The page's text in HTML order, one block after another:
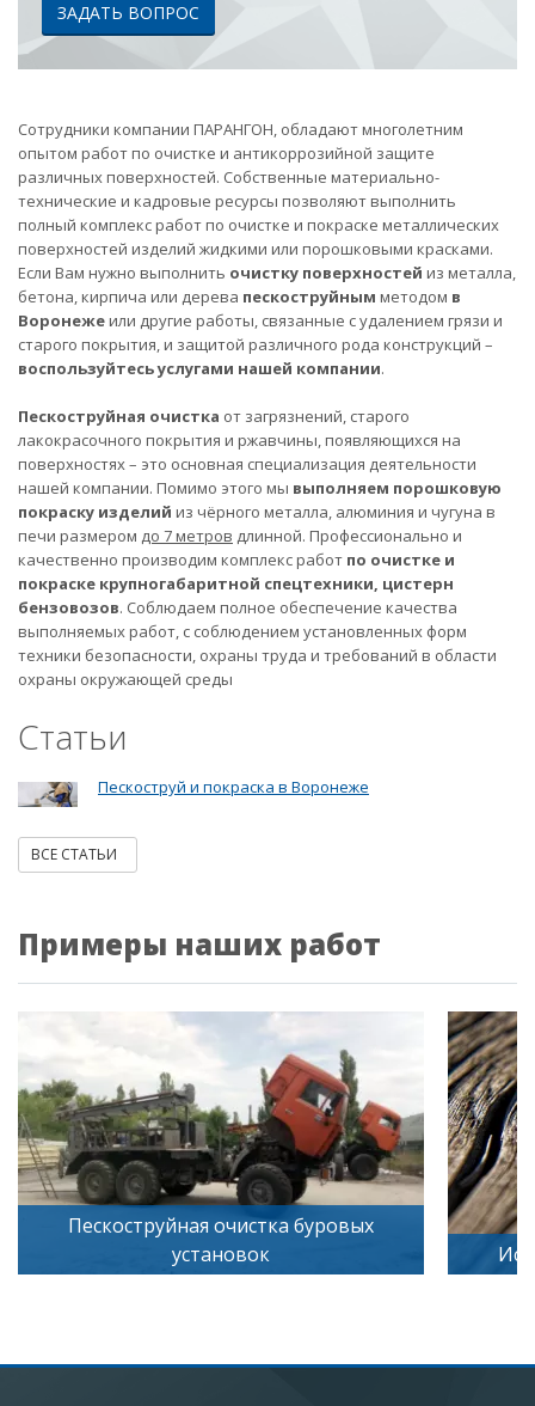
ЗАДАТЬ ВОПРОС
Сотрудники компании ПАРАНГОН, обладают многолетним
опытом работ по очистке и антикоррозийной защите
различных поверхностей. Собственные материально-
технические и кадровые ресурсы позволяют выполнить
полный комплекс работ по очистке и покраске металлических
поверхностей изделий жидкими или порошковыми красками.
Если Вам нужно выполнить очистку поверхностей из металла,
бетона, кирпича или дерева пескоструйным методом в
Воронежеили другие работы, связанные с удалением грязи и
старого покрытия, и защитой различного рода конструкций –
воспользуйтесь услугами нашей компании.
Пескоструйная очистка от загрязнений, старого
лакокрасочного покрытия и ржавчины, появляющихся на
поверхностях – это основная специализация деятельности
нашей компании. Помимо этого мы выполняем порошковую
покраску изделий из чёрного металла, алюминия и чугуна в
печи размером до 7 метров длинной. Профессионально и
качественно производим комплекс работ по очистке и
покраске крупногабаритной спецтехники, цистерн
бензовозов. Соблюдаем полное обеспечение качества
выполняемых работ, с соблюдением установленных форм
техники безопасности, охраны труда и требований в области
охраны окружающей среды
Статьи
Пескоструй и покраска в Воронеже
ВСЕ СТАТЬИ
Примеры наших работ
Пескоструйная очистка буровых
установок